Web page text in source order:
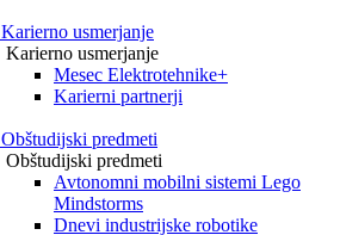
Karierno usmerjanje
Karierno usmerjanje
Mesec Elektrotehnike+
Karierni partnerji
Obštudijski predmeti
Obštudijski predmeti
Avtonomni mobilni sistemi Lego
Mindstorms
Dnevi industrijske robotike